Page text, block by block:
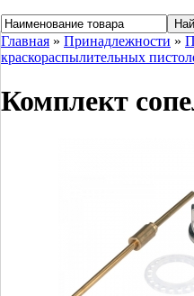
Главная » Принадлежности »
краскораспылительных
Комплект